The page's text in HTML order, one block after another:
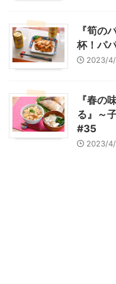
『筍の
杯！パ
2023/
『春の
る』～
#35
2023/